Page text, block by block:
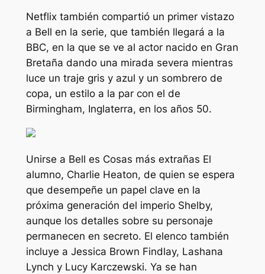
Netflix también compartió un primer vistazo
a Bell en la serie, que también llegará a la
BBC, en la que se ve al actor nacido en Gran
Bretaña dando una mirada severa mientras
luce un traje gris y azul y un sombrero de
copa, un estilo a la par con el de
Birmingham, Inglaterra, en los años 50.
Unirse a Bell es Cosas más extrañas El
alumno, Charlie Heaton, de quien se espera
que desempeñe un papel clave en la
próxima generación del imperio Shelby,
aunque los detalles sobre su personaje
permanecen en secreto. El elenco también
incluye a Jessica Brown Findlay, Lashana
Lynch y Lucy Karczewski. Ya se han